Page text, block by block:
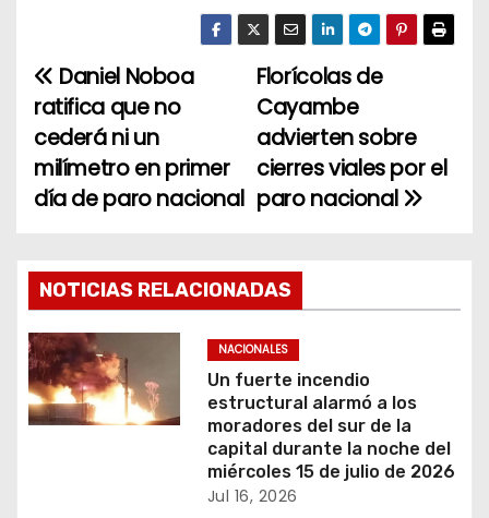
N
a
v
g
a
c
i
Florícolas de
Cayambe
advierten sobre
cierres viales por el
paro nacional
Daniel Noboa
ratifica que no
cederá ni un
milímetro en primer
día de paro nacional
NOTICIAS RELACIONADAS
NACIONALES
Un fuerte incendio
estructural alarmó a los
moradores del sur de la
capital durante la noche del
miércoles 15 de julio de 2026
Jul 16, 2026